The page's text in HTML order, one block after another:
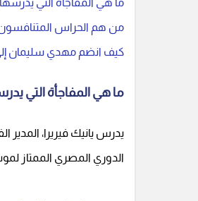
ما هي المفاجأة التي
من هم الحراس المتنافسون
كيف انضم مهدي سليمان
ما هي المفاجأة التي
يدرس يانيك فيريرا،
الدوري المصري الممتاز لموسم 2025-